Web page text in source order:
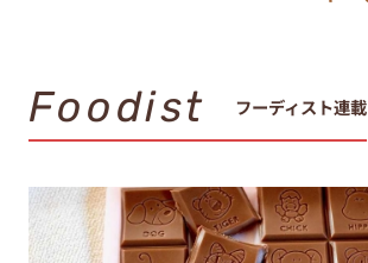
Foodist フーディスト連載